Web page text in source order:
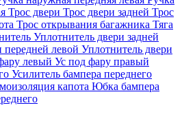
Трос двери Трос двери задней Трос
Трос открывания багажника Тяга
Уплотнитель двери задней
передней левой Уплотнитель двери
левый Ус под фару правый
Усилитель бампера переднего
капота Юбка бампера